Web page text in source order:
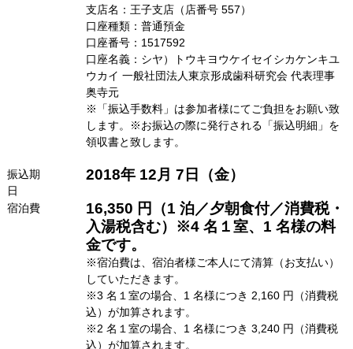
支店名：王子支店（店番号 557）
口座種類：普通預金
口座番号：1517592
口座名義：シヤ）トウキヨウケイセイシカケンキユ
ウカイ 一般社団法人東京形成歯科研究会 代表理事
奥寺元
※「振込手数料」は参加者様にてご負担をお願い致
します。※お振込の際に発行される「振込明細」を
領収書と致します。
振込期
日
2018年 12月 7日（金）
宿泊費
16,350 円（1 泊／夕朝食付／消費税・
入湯税含む）※4 名１室、1 名様の料
金です。
※宿泊費は、宿泊者様ご本人にて清算（お支払い）
していただきます。
※3 名１室の場合、1 名様につき 2,160 円（消費税
込）が加算されます。
※2 名１室の場合、1 名様につき 3,240 円（消費税
込）が加算されます。